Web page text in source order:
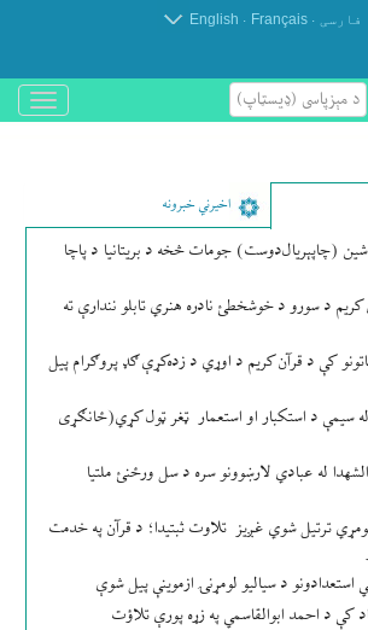
فارسی .
Français
.
English
د مېزپاسى (ډیسټاپ)
باز
و
اخیرني خبرونه
(چاپېریال‌دوست) جومات څخه د بریتانیا د پاچا
د سورو د خوشخطئ نادره هنري تابلو نندارې ته
کې د قرآن کریم د اوړي د زده‌کړې ګډ پروګرام پیل
له سیمې د استکبار او استعمار ټغر ټول کړي(ځانګړی
له عبادي لارښوونو سره د سل ورځنئ ملتیا
ترتیل شوي غږیز تلاوت ثبتیدا؛ د قرآن په خدمت
استعدادونو د سیالیو لومړنۍ ازموینې پیل شوې
کې د احمد ابوالقاسمي په زړه پورې تلاؤت